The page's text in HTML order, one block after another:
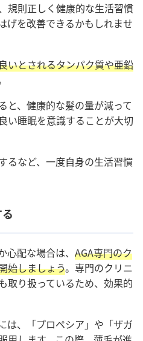
規則正しく健康的な生活習慣
げを改善できるかもしれませ
いとされるタンパク質や亜鉛
と、健康的な髪の量が減って
い睡眠を意識することが大切
るなど、一度自身の生活習慣
配な場合は、 AGA専門のク
始しましょう。 専門のクリニ
取り扱っているため、効果的
は、「プロペシア」や「ザガ